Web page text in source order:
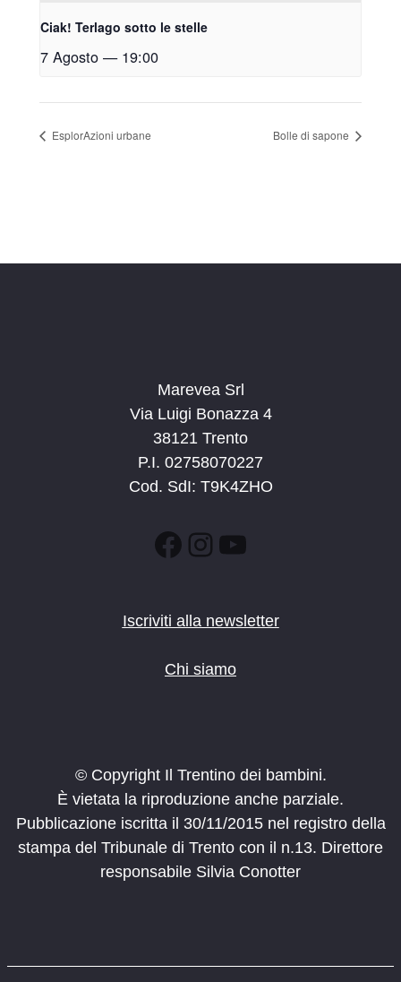
Ciak! Terlago sotto le stelle
7 Agosto — 19:00
EsplorAzioni urbane Bolle di sapone
Marevea Srl
Via Luigi Bonazza 4
38121 Trento
P.I. 02758070227
Cod. SdI: T9K4ZHO
Facebook
Instagram
YouTube
Iscriviti alla newsletter
Chi siamo
© Copyright Il Trentino dei bambini.
È vietata la riproduzione anche parziale.
Pubblicazione iscritta il 30/11/2015 nel registro della
stampa del Tribunale di Trento con il n.13. Direttore
responsabile Silvia Conotter